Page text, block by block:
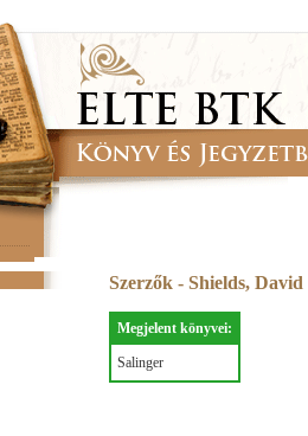
Szerzők - Shields,
Megjelent könyvei:
Salinger